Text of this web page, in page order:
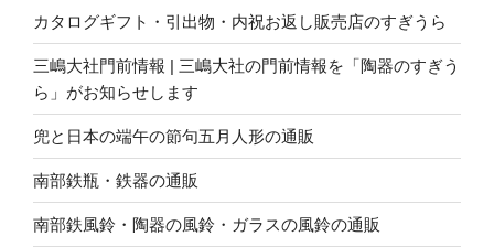
カタログギフト・引出物・内祝お返し販売店のすぎうら
三嶋大社門前情報 | 三嶋大社の門前情報を「陶器のすぎう
ら」がお知らせします
兜と日本の端午の節句五月人形の通販
南部鉄瓶・鉄器の通販
南部鉄風鈴・陶器の風鈴・ガラスの風鈴の通販